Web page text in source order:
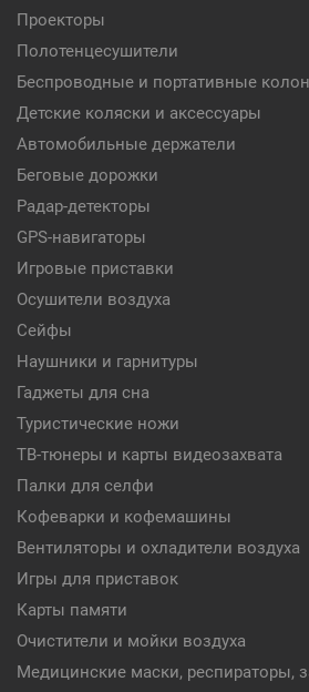
Проекторы
Полотенцесушители
Беспроводные и портативные
Детские коляски и аксессуары
Автомобильные держатели
Беговые дорожки
Радар-детекторы
GPS-навигаторы
Игровые приставки
Осушители воздуха
Сейфы
Наушники и гарнитуры
Гаджеты для сна
Туристические ножи
ТВ-тюнеры и карты видеозахвата
Палки для селфи
Кофеварки и кофемашины
Вентиляторы и охладители воздуха
Игры для приставок
Карты памяти
Очистители и мойки воздуха
Медицинские маски, респираторы,